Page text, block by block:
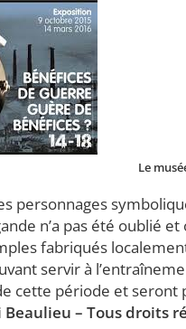
Le
personnages
n’a pas été
fabriqués
servir à
cette période et seront
Beaulieu – Tous droits